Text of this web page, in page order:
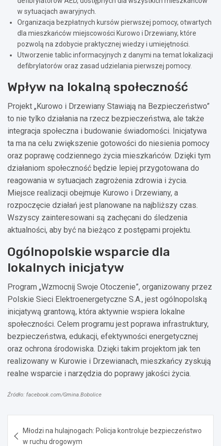
w sytuacjach awaryjnych.
Organizacja bezpłatnych kursów pierwszej pomocy, otwartych
dla mieszkańców miejscowości Kurowo i Drzewiany, które
pozwolą na zdobycie praktycznej wiedzy i umiejętności.
Utworzenie tablic informacyjnych z danymi na temat lokalizacji
defibrylatorów oraz zasad udzielania pierwszej pomocy.
Wpływ na lokalną społeczność
Projekt „Kurowo i Drzewiany Stawiają na Bezpieczeństwo”
to nie tylko działania na rzecz bezpieczeństwa, ale także
integracja społeczna i budowanie świadomości. Inicjatywa
ta ma na celu zwiększenie gotowości do niesienia pomocy
oraz poprawę codziennego życia mieszkańców. Dzięki tym
działaniom społeczność będzie lepiej przygotowana do
reagowania w sytuacjach zagrożenia zdrowia i życia.
Miejsce realizacji obejmuje Kurowo i Drzewiany, a
rozpoczęcie działań jest planowane na najbliższy czas.
Wszyscy zainteresowani są zachęcani do śledzenia
aktualności, aby być na bieżąco z postępami projektu.
Ogólnopolskie wsparcie dla
lokalnych inicjatyw
Program „Wzmocnij Swoje Otoczenie”, organizowany przez
Polskie Sieci Elektroenergetyczne S.A., jest ogólnopolską
inicjatywą grantową, która aktywnie wspiera lokalne
społeczności. Celem programu jest poprawa infrastruktury,
bezpieczeństwa, edukacji, efektywności energetycznej
oraz ochrona środowiska. Dzięki takim projektom jak ten
realizowany w Kurowie i Drzewianach, mieszkańcy zyskują
realne wsparcie i narzędzia do poprawy jakości życia.
Źródło: facebook.com/Gmina.Bobolice
wpisu
Młodzi na hulajnogach: Policja kontroluje bezpieczeństwo
w ruchu drogowym